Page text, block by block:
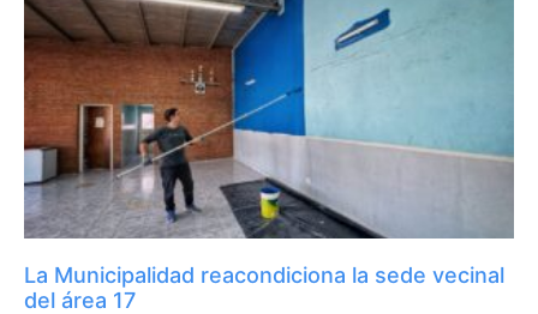
La Municipalidad reacondiciona la sede vecinal
del área 17